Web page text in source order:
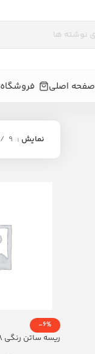
صفحه اصلی فروشگاه
نمایش 9
-6%
ریسه ساتن رنگی 8 متری بدون چاپ